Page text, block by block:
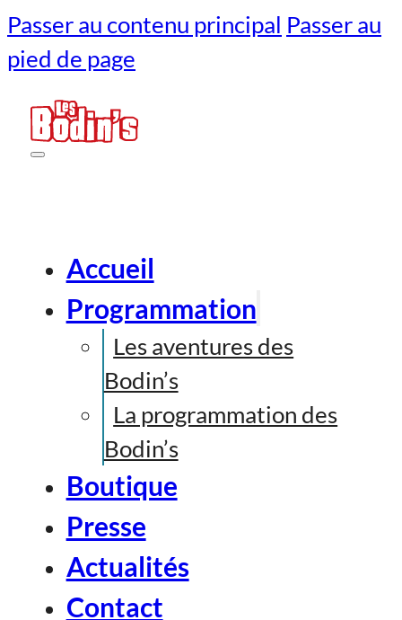
Passer au contenu principal Passer au
pied de page
Accueil
Programmation
Les aventures des
Bodin’s
La programmation des
Bodin’s
Boutique
Presse
Actualités
Contact